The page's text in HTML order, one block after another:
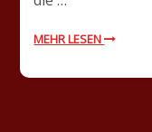
MEHR LESEN